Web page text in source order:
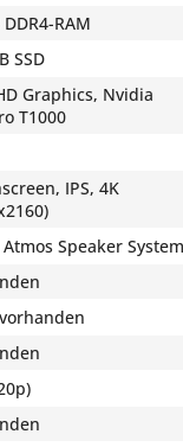
RAM
SSD
Graphics, Nvidia
T1000
IPS, 4K
Speaker System